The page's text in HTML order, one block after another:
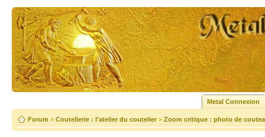
Metal Connexion
Forum > Coutellerie : l'atelier du coutelier > Zoom critique : photo de